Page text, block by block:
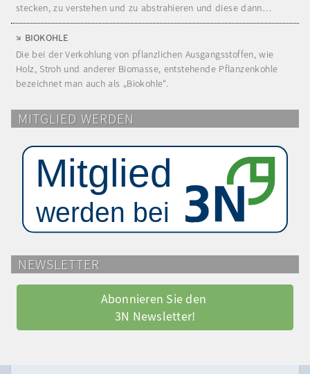
stecken, zu verstehen und zu abstrahieren und diese dann…
BIOKOHLE
Die bei der Verkohlung von pflanzlichen Ausgangsstoffen, wie
Holz, Stroh und anderer Biomasse, entstehende Pflanzenkohle
bezeichnet man auch als „Biokohle“.
MITGLIED WERDEN
NEWSLETTER
Abonnieren Sie den
3N Newsletter!